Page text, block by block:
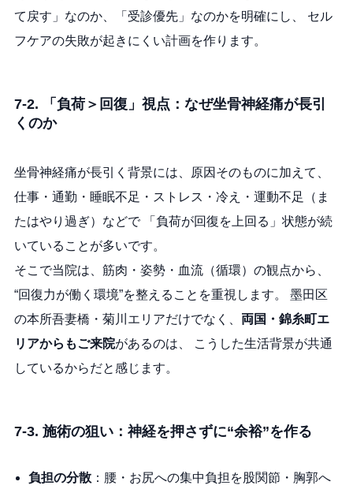
て戻す」なのか、「受診優先」なのかを明確にし、 セル
フケアの失敗が起きにくい計画を作ります。
7-2. 「負荷＞回復」視点：なぜ坐骨神経痛が長引
くのか
坐骨神経痛が長引く背景には、原因そのものに加えて、
仕事・通勤・睡眠不足・ストレス・冷え・運動不足（ま
たはやり過ぎ）などで 「負荷が回復を上回る」状態が続
いていることが多いです。
そこで当院は、筋肉・姿勢・血流（循環）の観点から、
“回復力が働く環境”を整えることを重視します。 墨田区
の本所吾妻橋・菊川エリアだけでなく、 両国・錦糸町エ
リアからもご来院があるのは、 こうした生活背景が共通
しているからだと感じます。
7-3. 施術の狙い：神経を押さずに“余裕”を作る
負担の分散：腰・お尻への集中負担を股関節・胸郭へ